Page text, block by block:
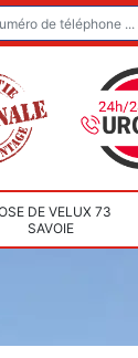
DE VELUX 73
SAVOIE